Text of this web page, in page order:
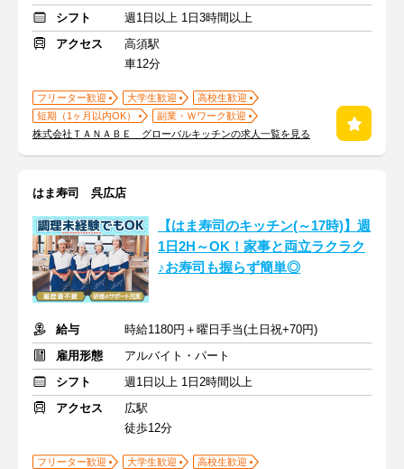
シフト
週1日以上 1日3時間以上
アクセス
高須駅
車12分
フリーター歓迎 大学生歓迎
高校生歓迎
短期（1ヶ月以内OK）
副業・Ｗワーク歓迎
株式会社ＴＡＮＡＢＥ グローバルキッチンの求人一覧を見る
はま寿司 呉広店
【はま寿司のキッチン(～17時)】週
1日2H～OK！家事と両立ラクラク
♪お寿司も握らず簡単◎
給与
時給1180円＋曜日手当(土日祝+70円)
雇用形態
アルバイト・パート
シフト
週1日以上 1日2時間以上
アクセス
広駅
徒歩12分
フリーター歓迎 大学生歓迎
高校生歓迎